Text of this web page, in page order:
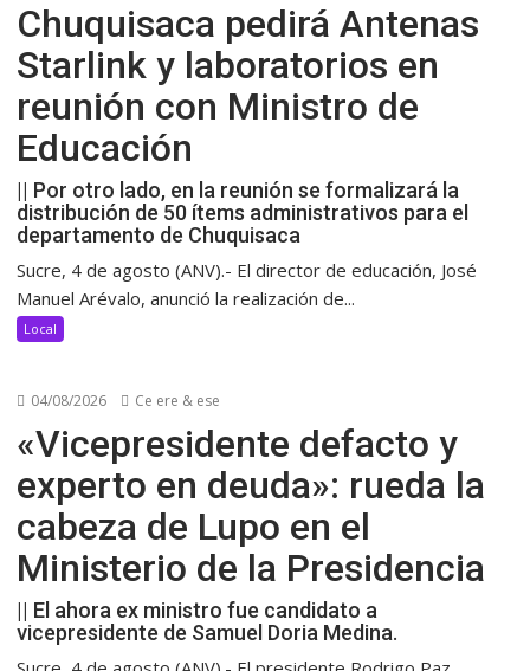
Chuquisaca pedirá Antenas
Starlink y laboratorios en
reunión con Ministro de
Educación
|| Por otro lado, en la reunión se formalizará la
distribución de 50 ítems administrativos para el
departamento de Chuquisaca
Sucre, 4 de agosto (ANV).- El director de educación, José
Manuel Arévalo, anunció la realización de...
Local
04/08/2026 Ce ere & ese
«Vicepresidente defacto y
experto en deuda»: rueda la
cabeza de Lupo en el
Ministerio de la Presidencia
|| El ahora ex ministro fue candidato a
vicepresidente de Samuel Doria Medina.